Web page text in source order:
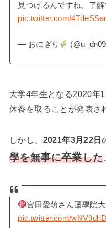
見つけるんですね。了解
pic.twitter.com/
— おにぎり
大学4年生となる2020年
休養を取ることが発表さ
しかし、 2021年3月22日
學を無事に卒業した
宮田愛萌さん國學院
pic.twitter.com/